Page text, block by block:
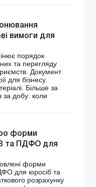
вимоги для
порядок
та перегляду
Документ
для бізнесу.
Більше за
за добу: коли
форми
та ПДФО для
форми
для юросіб та
розрахунку